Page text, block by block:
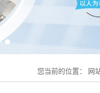
您当前的位置： 网